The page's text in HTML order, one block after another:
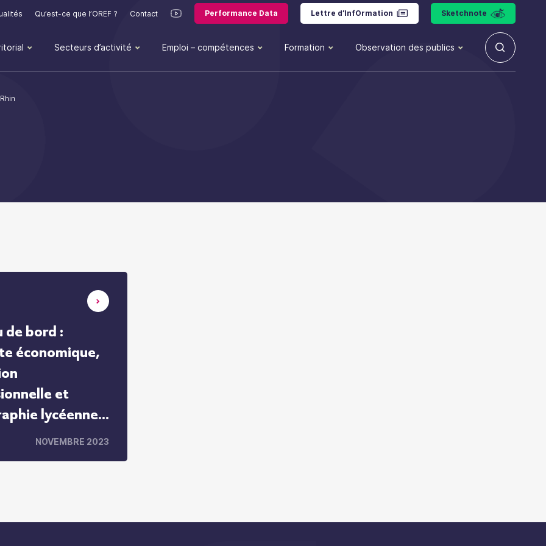
Qu’est-ce que l’OREF ? Contact Performance Data Lettre d’InfOrmation Sketchnote
Secteurs d’activité Emploi – compétences Formation Observation des publics
de bord :
économique,
et
lycéenne
d’emploi
NOVEMBRE 2023